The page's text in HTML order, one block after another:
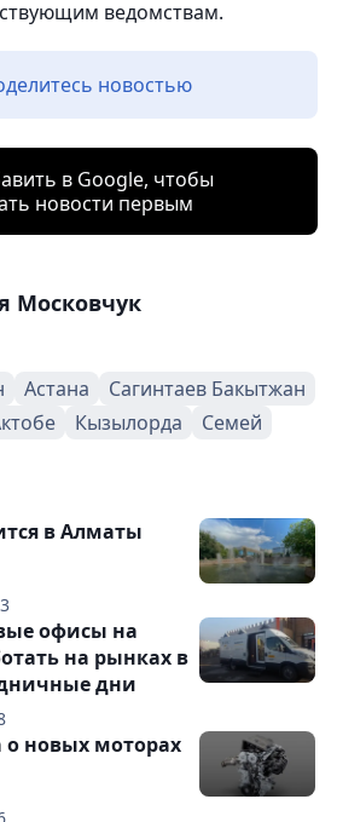
ведомствам.
новостью
в Google, чтобы
новости первым
Московчук
Астана
Сагинтаев Бакытжан
Кызылорда Семей
в Алматы
офисы на
на рынках в
дни
о новых моторах